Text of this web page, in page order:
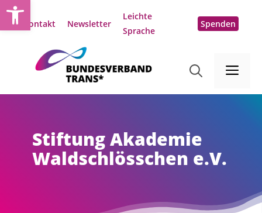
Zum
Inhalt
Kontakt Newsletter
Leichte
Sprache
Spenden
Stiftung Akademie
Waldschlösschen e.V.